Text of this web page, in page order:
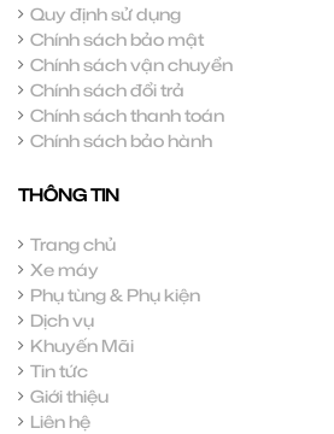
Quy định sử dụng
Chính sách bảo mật
Chính sách vận chuyển
Chính sách đổi trả
Chính sách thanh toán
Chính sách bảo hành
THÔNG TIN
Trang chủ
Xe máy
Phụ tùng & Phụ kiện
Dịch vụ
Khuyến Mãi
Tin tức
Giới thiệu
Liên hệ